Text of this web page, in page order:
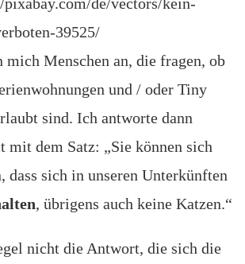
Menschen an, die fragen, ob
und / oder Tiny
sind. Ich antworte dann
mit dem Satz: „Sie können sich
dass sich in unseren Unterkünften
, übrigens auch keine Katzen.“
nicht die Antwort, die sich die